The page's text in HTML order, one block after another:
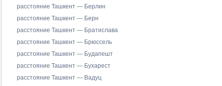
расстояние Ташкент — Берлин
расстояние Ташкент — Берн
расстояние Ташкент — Братислава
расстояние Ташкент — Брюссель
расстояние Ташкент — Будапешт
расстояние Ташкент — Бухарест
расстояние Ташкент — Вадуц